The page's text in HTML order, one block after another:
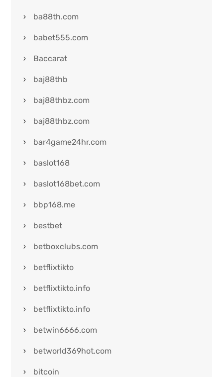
ba88th.com
babet555.com
Baccarat
baj88thb
baj88thbz.com
baj88thbz.com
bar4game24hr.com
baslot168
baslot168bet.com
bbp168.me
bestbet
betboxclubs.com
betflixtikto
betflixtikto.info
betflixtikto.info
betwin6666.com
betworld369hot.com
bitcoin